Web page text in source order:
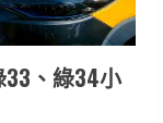
、綠34小